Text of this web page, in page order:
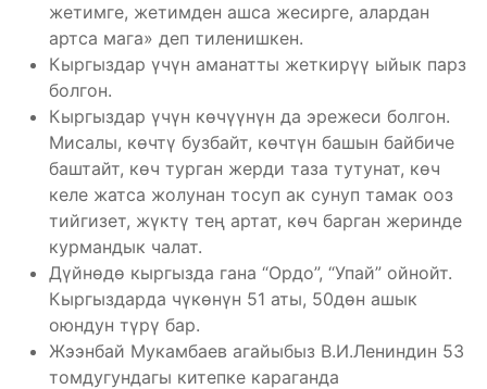
жетимге, жетимден ашса жесирге, алардан
артса мага» деп тиленишкен.
Кыргыздар үчүн аманатты жеткирүү ыйык парз
болгон.
Кыргыздар үчүн көчүүнүн да эрежеси болгон.
Мисалы, көчтү бузбайт, көчтүн башын байбиче
баштайт, көч турган жерди таза тутунат, көч
келе жатса жолунан тосуп ак сунуп тамак ооз
тийгизет, жүктү тең артат, көч барган жеринде
курмандык чалат.
Дүйнөдө кыргызда гана “Ордо”, “Упай” ойнойт.
Кыргыздарда чүкөнүн 51 аты, 50дөн ашык
оюндун түрү бар.
Жээнбай Мукамбаев агайыбыз В.И.Лениндин 53
томдугундагы китепке караганда